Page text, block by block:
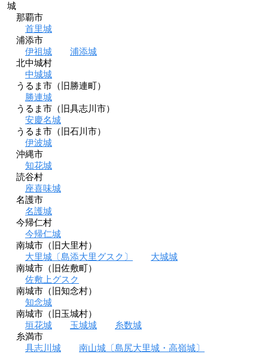
城
那覇市
首里城
浦添市
伊祖城
浦添城
北中城村
中城城
うるま市（旧勝連町）
勝連城
うるま市（旧具志川市）
安慶名城
うるま市（旧石川市）
伊波城
沖縄市
知花城
読谷村
座喜味城
名護市
名護城
今帰仁村
今帰仁城
南城市（旧大里村）
大里城〔島添大里グスク〕
大城城
南城市（旧佐敷町）
佐敷上グスク
南城市（旧知念村）
知念城
南城市（旧玉城村）
垣花城
玉城城
糸数城
糸満市
具志川城
南山城〔島尻大里城・高嶺城〕